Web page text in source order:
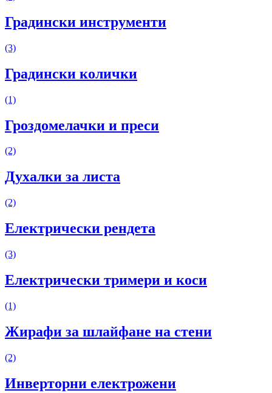
Градински инструменти
(3)
Градински колички
(1)
Гроздомелачки и преси
(2)
Духалки за листа
(2)
Електрически рендета
(3)
Електрически тримери и коси
(1)
Жирафи за шлайфане на стени
(2)
Инверторни електрожени